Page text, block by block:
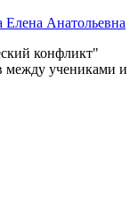
Елена Анатольевна
конфликт"
между учениками и